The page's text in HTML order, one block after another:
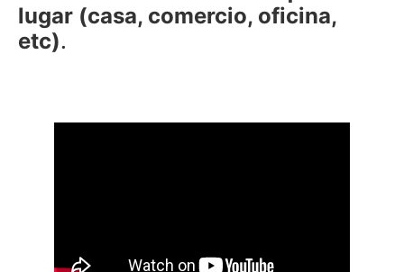
lugar (casa, comercio, oficina,
etc).